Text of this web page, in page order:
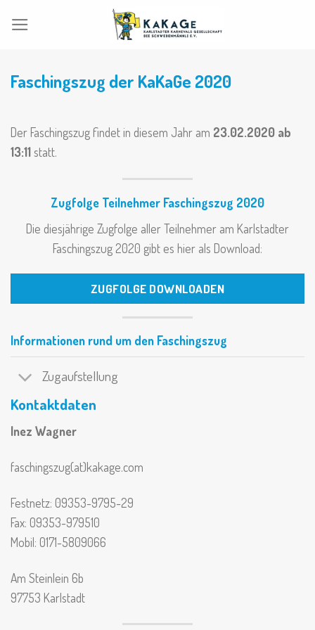
Faschingszug der KaKaGe 2020
Der Faschingszug findet in diesem Jahr am 23.02.2020 ab
13:11statt.
Zugfolge Teilnehmer Faschingszug 2020
Die diesjährige Zugfolge aller Teilnehmer am Karlstadter
Faschingszug 2020 gibt es hier als Download:
ZUGFOLGE DOWNLOADEN
Informationen rund um den Faschingszug
Zugaufstellung
Kontaktdaten
Inez Wagner
faschingszug(at)kakage.com
Festnetz: 09353-9795-29
Fax: 09353-979510
Mobil: 0171-5809066
Am Steinlein 6b
97753 Karlstadt